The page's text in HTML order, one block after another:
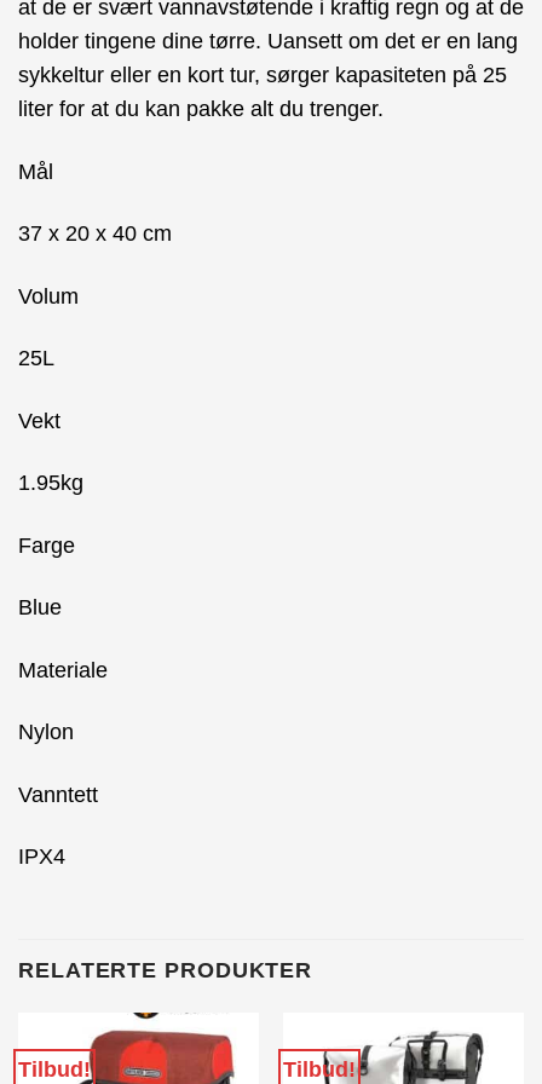
at de er svært vannavstøtende i kraftig regn og at de
holder tingene dine tørre. Uansett om det er en lang
sykkeltur eller en kort tur, sørger kapasiteten på 25
liter for at du kan pakke alt du trenger.
Mål
37 x 20 x 40 cm
Volum
25L
Vekt
1.95kg
Farge
Blue
Materiale
Nylon
Vanntett
IPX4
RELATERTE PRODUKTER
Tilbud! Tilbud!